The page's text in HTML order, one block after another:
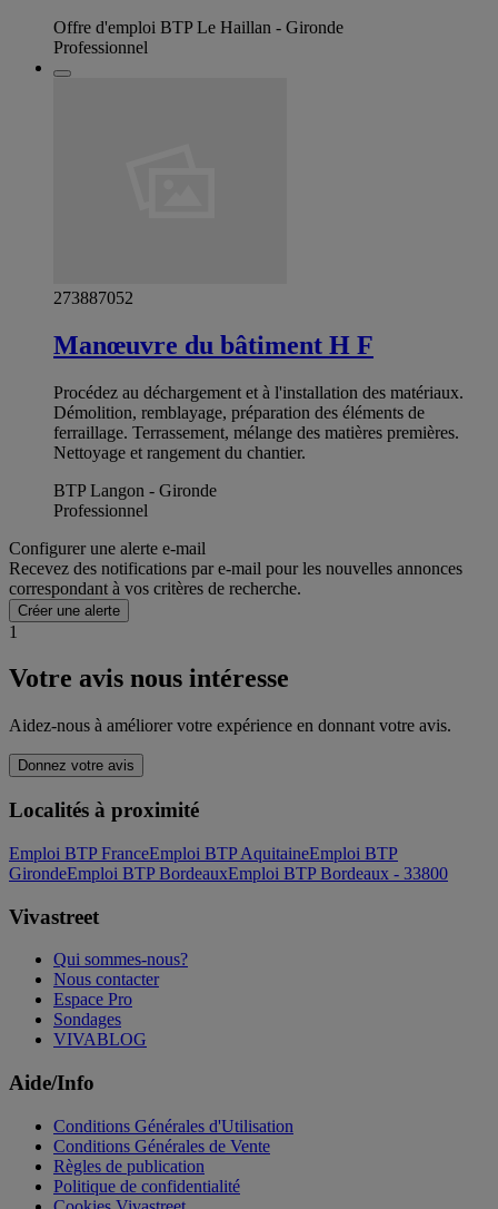
Offre d'emploi BTP Le Haillan - Gironde
Professionnel
273887052
Manœuvre du bâtiment H F
Procédez au déchargement et à l'installation des matériaux.
Démolition, remblayage, préparation des éléments de
ferraillage. Terrassement, mélange des matières premières.
Nettoyage et rangement du chantier.
BTP Langon - Gironde
Professionnel
Configurer une alerte e-mail
Recevez des notifications par e-mail pour les nouvelles annonces
correspondant à vos critères de recherche.
Créer une alerte
1
Votre avis nous intéresse
Aidez-nous à améliorer votre expérience en donnant votre avis.
Donnez votre avis
Localités à proximité
Emploi BTP FranceEmploi BTP AquitaineEmploi BTP
GirondeEmploi BTP BordeauxEmploi BTP Bordeaux - 33800
Vivastreet
Qui sommes-nous?
Nous contacter
Espace Pro
Sondages
VIVABLOG
Aide/Info
Conditions Générales d'Utilisation
Conditions Générales de Vente
Règles de publication
Politique de confidentialité